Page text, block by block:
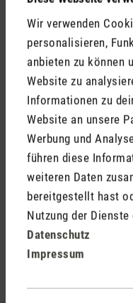
Wir verwenden
personalisieren,
anbieten zu können
Website zu
Informationen zu
Website an unsere
Werbung und
führen diese
weiteren Daten
bereitgestellt hast
Nutzung der
Datenschutz
Impressum
14
2